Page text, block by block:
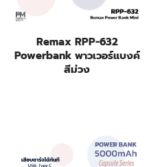
Remax RPP-632
Powerbank พาวเวอร์แบงค์
สีม่วง